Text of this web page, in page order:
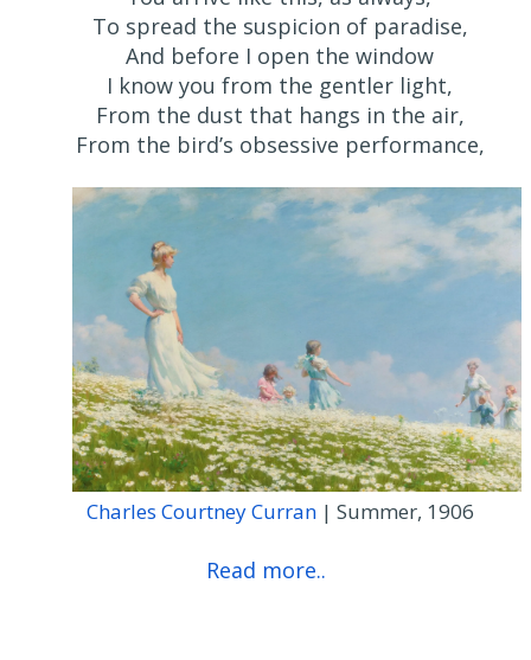
To spread the suspicion of paradise,
And before I open the window
I know you from the gentler light,
From the dust that hangs in the air,
From the bird’s obsessive performance,
Charles Courtney Curran| Summer, 1906
Read more..